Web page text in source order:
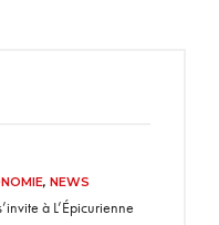
, NEWS
à L’Épicurienne